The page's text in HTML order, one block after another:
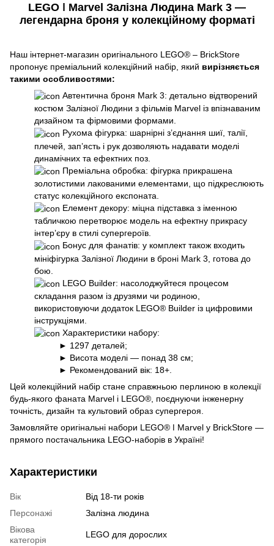
LEGO ǀ Marvel Залізна Людина Mark 3 —
легендарна броня у колекційному форматі
Наш інтернет-магазин оригінального LEGO® – BrickStore
пропонує преміальний колекційний набір, який вирізняється
такими особливостями:
Автентична броня Mark 3: детально відтворений
костюм Залізної Людини з фільмів Marvel із впізнаваним
дизайном та фірмовими формами.
Рухома фігурка: шарнірні з’єднання шиї, талії,
плечей, зап’ясть і рук дозволяють надавати моделі
динамічних та ефектних поз.
Преміальна обробка: фігурка прикрашена
золотистими лакованими елементами, що підкреслюють
статус колекційного експоната.
Елемент декору: міцна підставка з іменною
табличкою перетворює модель на ефектну прикрасу
інтер’єру в стилі супергероїв.
Бонус для фанатів: у комплект також входить
мініфігурка Залізної Людини в броні Mark 3, готова до
бою.
LEGO Builder: насолоджуйтеся процесом
складання разом із друзями чи родиною,
використовуючи додаток LEGO® Builder із цифровими
інструкціями.
Характеристики набору:
► 1297 деталей;
► Висота моделі — понад 38 см;
► Рекомендований вік: 18+.
Цей колекційний набір стане справжньою перлиною в колекції
будь-якого фаната Marvel і LEGO®, поєднуючи інженерну
точність, дизайн та культовий образ супергероя.
Замовляйте оригінальні набори LEGO® ǀ Marvel у BrickStore —
прямого постачальника LEGO-наборів в Україні!
Характеристики
Вік
Від 18-ти років
Персонажі
Залізна людина
Вікова
категорія
LEGO для дорослих